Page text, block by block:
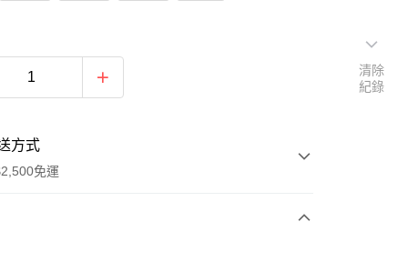
方式
免運
款
清除
紀錄